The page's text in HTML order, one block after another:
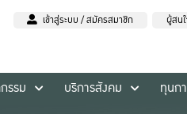
เข้าสู่ระบบ / สมัครสมาชิก ผู้สน
รรม บริการสังคม ทุนก